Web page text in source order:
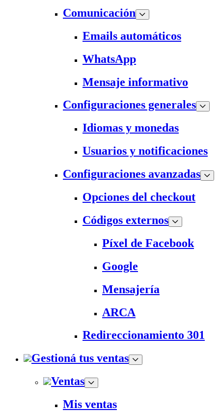
Comunicación
Emails automáticos
WhatsApp
Mensaje informativo
Configuraciones generales
Idiomas y monedas
Usuarios y notificaciones
Configuraciones avanzadas
Opciones del checkout
Códigos externos
Píxel de Facebook
Google
Mensajería
ARCA
Redireccionamiento 301
Gestioná tus ventas
Ventas
Mis ventas